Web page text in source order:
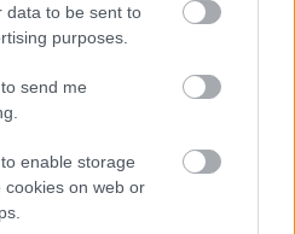
data to be sent to
purposes.
send me
enable storage
cookies on web or
új Bicske Kelet